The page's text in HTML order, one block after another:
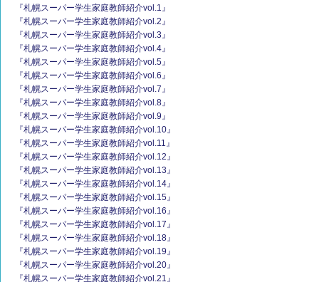
『札幌スーパー学生家庭教師紹介vol.1』
『札幌スーパー学生家庭教師紹介vol.2』
『札幌スーパー学生家庭教師紹介vol.3』
『札幌スーパー学生家庭教師紹介vol.4』
『札幌スーパー学生家庭教師紹介vol.5』
『札幌スーパー学生家庭教師紹介vol.6』
『札幌スーパー学生家庭教師紹介vol.7』
『札幌スーパー学生家庭教師紹介vol.8』
『札幌スーパー学生家庭教師紹介vol.9』
『札幌スーパー学生家庭教師紹介vol.10』
『札幌スーパー学生家庭教師紹介vol.11』
『札幌スーパー学生家庭教師紹介vol.12』
『札幌スーパー学生家庭教師紹介vol.13』
『札幌スーパー学生家庭教師紹介vol.14』
『札幌スーパー学生家庭教師紹介vol.15』
『札幌スーパー学生家庭教師紹介vol.16』
『札幌スーパー学生家庭教師紹介vol.17』
『札幌スーパー学生家庭教師紹介vol.18』
『札幌スーパー学生家庭教師紹介vol.19』
『札幌スーパー学生家庭教師紹介vol.20』
『札幌スーパー学生家庭教師紹介vol.21』